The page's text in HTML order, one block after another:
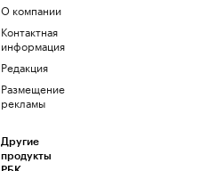
О компании
Контактная
информация
Редакция
Размещение
рекламы
Другие
продукты